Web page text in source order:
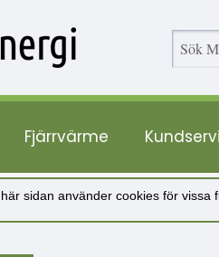
Fjärrvärme
sidan använder cookies för vissa